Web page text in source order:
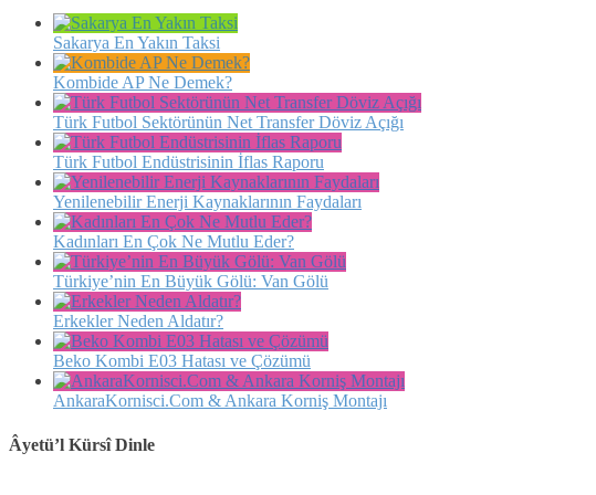
Sakarya En Yakın Taksi
Kombide AP Ne Demek?
Türk Futbol Sektörünün Net Transfer Döviz Açığı
Türk Futbol Endüstrisinin İflas Raporu
Yenilenebilir Enerji Kaynaklarının Faydaları
Kadınları En Çok Ne Mutlu Eder?
Türkiye’nin En Büyük Gölü: Van Gölü
Erkekler Neden Aldatır?
Beko Kombi E03 Hatası ve Çözümü
AnkaraKornisci.Com & Ankara Korniş Montajı
Âyetü’l Kürsî Dinle